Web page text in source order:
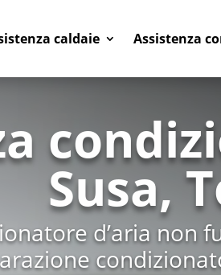
caldaie Assistenza
Susa,
d’aria non